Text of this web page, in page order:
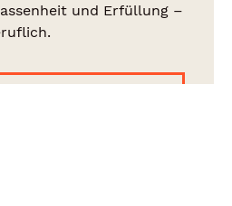
und Erfüllung –
ANGEBOT